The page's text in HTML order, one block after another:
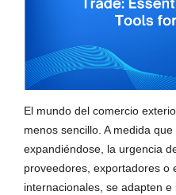
El mundo del comercio
menos sencillo. A medida
expandiéndose, la urgencia
proveedores, exportadores o
internacionales, se adapten